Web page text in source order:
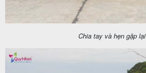
Chia tay và hẹn gặp lại